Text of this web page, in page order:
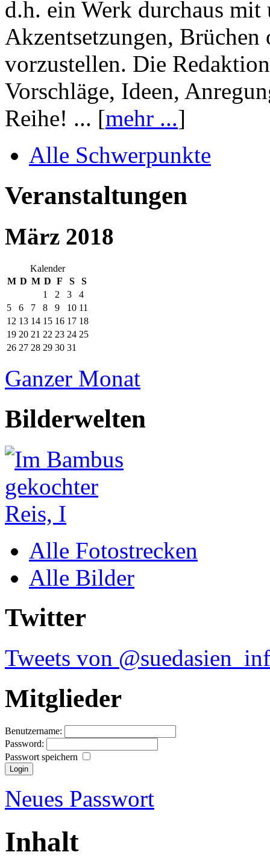
d.h. ein Werk durchaus mit
Akzentsetzungen, Brüchen
vorzustellen. Die
Vorschläge, Ideen,
Reihe! ... [mehr ...]
Alle Schwerpunkte
Veranstaltungen
März 2018
Kalender
M D M D F S
S
1
2 3
4
5
6 7 8 9 10 11
12 13 14 15 16 17 18
19 20 21 22 23 24 25
26 27 28 29 30 31
Ganzer Monat
Bilderwelten
Alle Fotostrecken
Alle Bilder
Twitter
Tweets von
Mitglieder
Benutzername:
Password:
Passwort speichern
Neues Passwort
Inhalt